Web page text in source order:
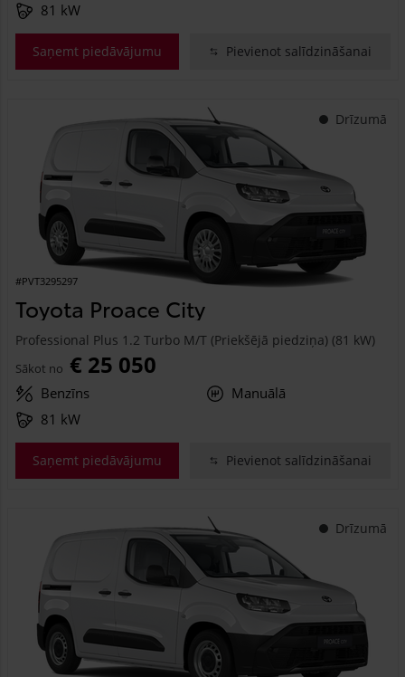
81 kW
Saņemt piedāvājumu Pievienot salīdzināšanai
Drīzumā
#PVT3295297
Toyota Proace City
Professional Plus 1.2 Turbo M/T (Priekšējā piedziņa) (81 kW)
Sākot no € 25 050
Benzīns
Manuālā
81 kW
Saņemt piedāvājumu Pievienot salīdzināšanai
Drīzumā